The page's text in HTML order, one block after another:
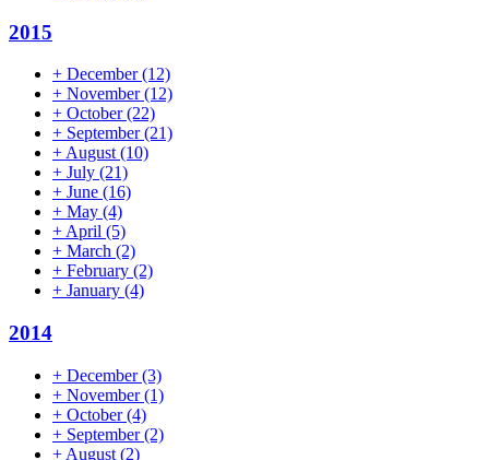
2015
+ December(12)
+ November(12)
+ October(22)
+ September(21)
+ August (10)
+ July (21)
+ June (16)
+ May (4)
+ April (5)
+ March (2)
+ February (2)
+ January (4)
2014
+ December(3)
+ November(1)
+ October(4)
+ September(2)
+ August (2)